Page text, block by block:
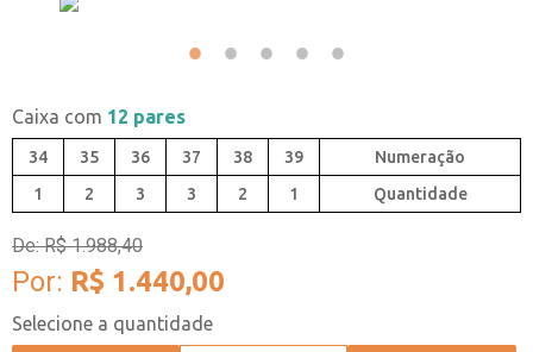
Caixa com 12 pares
34 35 36 37 38
39
1
2 3 3 2 1 Quantidade
De:R$ 1.988,40
Por: R$ 1.440,00